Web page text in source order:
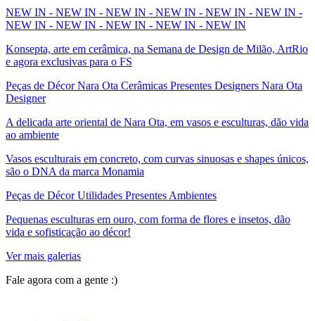
NEW IN - NEW IN - NEW IN - NEW IN - NEW IN - NEW IN -
NEW IN - NEW IN - NEW IN - NEW IN - NEW IN
Konsepta, arte em cerâmica, na Semana de Design de Milão, ArtRio
e agora exclusivas para o FS
Peças de Décor Nara Ota Cerâmicas Presentes Designers Nara Ota
Designer
A delicada arte oriental de Nara Ota, em vasos e esculturas, dão vida
ao ambiente
Vasos esculturais em concreto, com curvas sinuosas e shapes únicos,
são o DNA da marca Monamia
Peças de Décor Utilidades Presentes Ambientes
Pequenas esculturas em ouro, com forma de flores e insetos, dão
vida e sofisticação ao décor!
Ver mais galerias
Fale agora com a gente :)